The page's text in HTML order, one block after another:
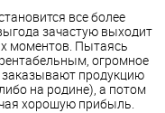
все более
зачастую выходит
моментов. Пытаясь
огромное
заказывают продукцию
на родине), а потом
хорошую прибыль.